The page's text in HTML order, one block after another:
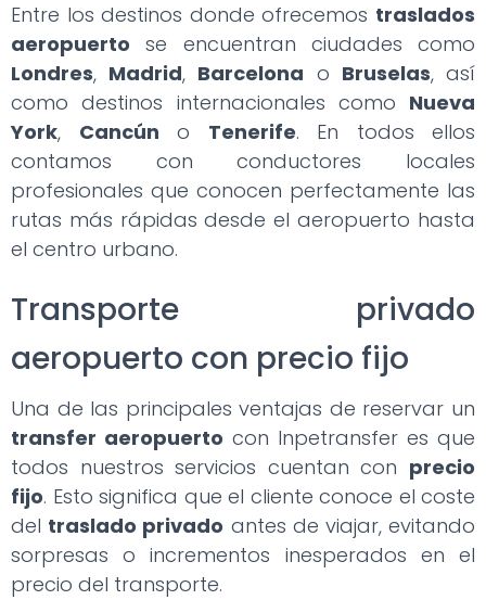
Entre los destinos donde ofrecemos traslados
aeropuerto se encuentran ciudades como
Londres, Madrid, Barcelona o Bruselas, así
como destinos internacionales como Nueva
York, Cancún o Tenerife. En todos ellos
contamos con conductores locales
profesionales que conocen perfectamente las
rutas más rápidas desde el aeropuerto hasta
el centro urbano.
Transporte privado
aeropuerto con precio fijo
Una de las principales ventajas de reservar un
transfer aeropuerto con Inpetransfer es que
todos nuestros servicios cuentan con precio
fijo. Esto significa que el cliente conoce el coste
del traslado privado antes de viajar, evitando
sorpresas o incrementos inesperados en el
precio del transporte.